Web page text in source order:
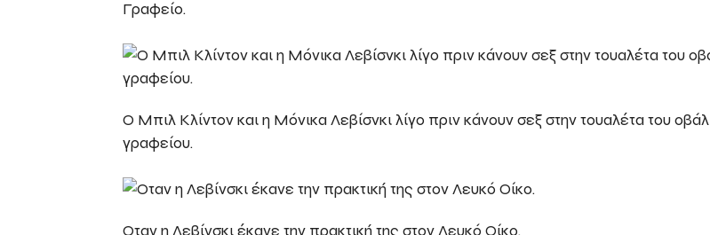
Γραφείο.
O Μπιλ Κλίντον και η Μόνικα Λεβίσνκι λίγο πριν κάνουν σεξ στην τουαλέτα του οβάλ
γραφείου.
Οταν η Λεβίνσκι έκανε την πρακτική της στον Λευκό Οίκο.